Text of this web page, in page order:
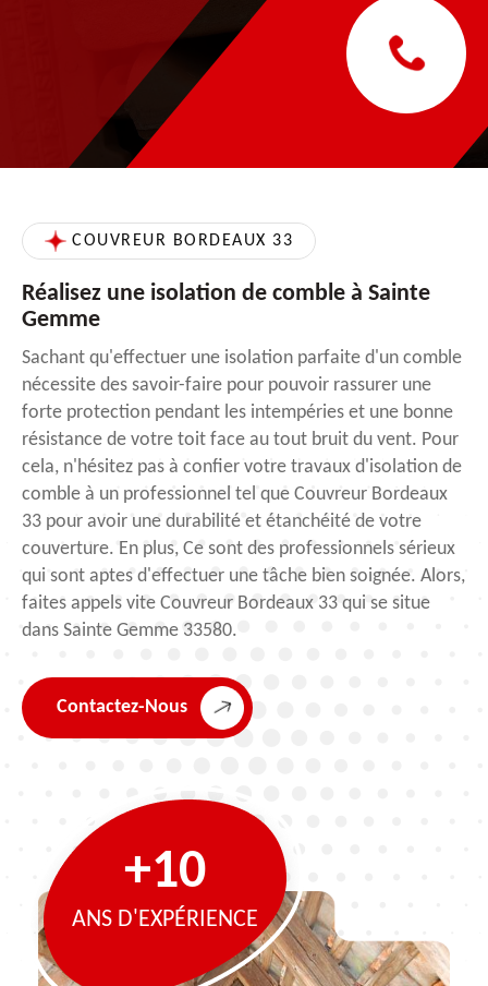
COUVREUR BORDEAUX 33
Réalisez une isolation de comble à Sainte
Gemme
Sachant qu'effectuer une isolation parfaite d'un comble
nécessite des savoir-faire pour pouvoir rassurer une
forte protection pendant les intempéries et une bonne
résistance de votre toit face au tout bruit du vent. Pour
cela, n'hésitez pas à confier votre travaux d'isolation de
comble à un professionnel tel que Couvreur Bordeaux
33 pour avoir une durabilité et étanchéité de votre
couverture. En plus, Ce sont des professionnels sérieux
qui sont aptes d'effectuer une tâche bien soignée. Alors,
faites appels vite Couvreur Bordeaux 33 qui se situe
dans Sainte Gemme 33580.
Contactez-Nous
+10
ANS D'EXPÉRIENCE